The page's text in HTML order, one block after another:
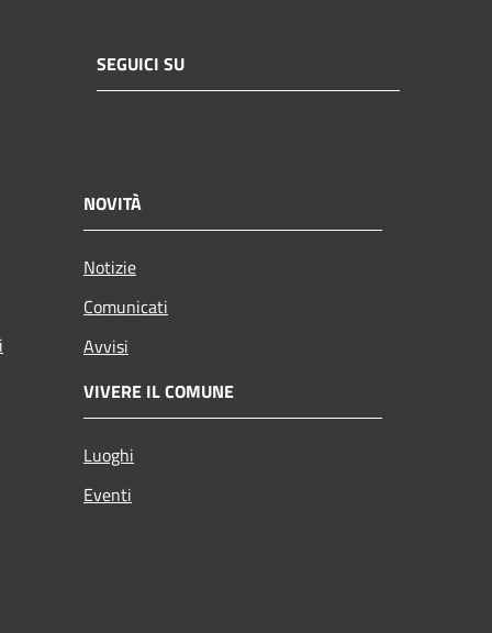
SEGUICI SU
NOVITÀ
Notizie
Comunicati
Avvisi
VIVERE IL COMUNE
Luoghi
Eventi